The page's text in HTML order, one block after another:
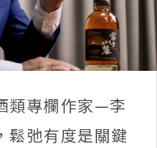
類專欄作家—李
鬆弛有度是關鍵